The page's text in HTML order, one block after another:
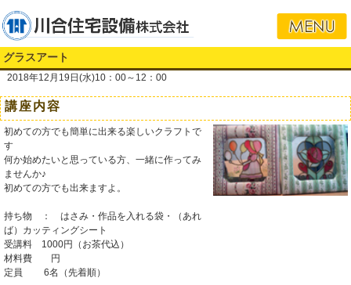
グラスアート
2018年12月19日(水)10：00～12：00
講座内容
初めての方でも簡単に出来る楽しいクラフトで
す
何か始めたいと思っている方、一緒に作ってみ
ませんか♪
初めての方でも出来ますよ。
持ち物 ： はさみ・作品を入れる袋・（あれ
ば）カッティングシート
受講料 1000円（お茶代込）
材料費 円
定員 6名（先着順）